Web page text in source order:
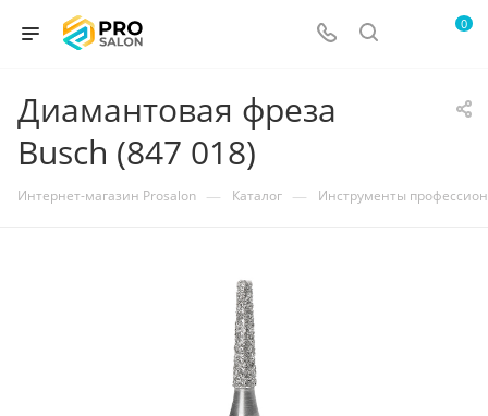
0
Диамантовая фреза
Busch (847 018)
Интернет-магазин Prosalon — Каталог — Инструменты